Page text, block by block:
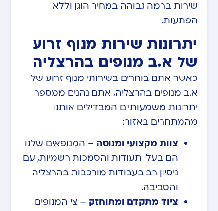
שירות ברמה גבוהה במחיר הוגן וללא
הפתעות.
יתרונות שירות מנוף זרוע
של א.ב מנופים בהרצליה
כאשר אתם בוחרים בשירותי מנוף זרוע של
א.ב מנופים בהרצליה, אתם נהנים ממספר
יתרונות משמעותיים המבדילים אותנו
מהמתחרים באזור:
צוות מקצועי ומנוסה – המנופאים שלנו
הם בעלי תעודות והסמכות רשמיות, עם
ניסיון רב בעבודות מורכבות בהרצליה
והסביבה.
ציוד מתקדם ומתוחזק – צי המנופים